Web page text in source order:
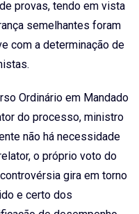
provas, tendo em vista
semelhantes foram
com a determinação de
Ordinário em Mandado
do processo, ministro
não há necessidade
o próprio voto do
gira em torno
e certo dos